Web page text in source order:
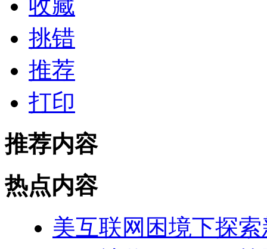
收藏
挑错
推荐
打印
推荐内容
热点内容
美互联网困境下探